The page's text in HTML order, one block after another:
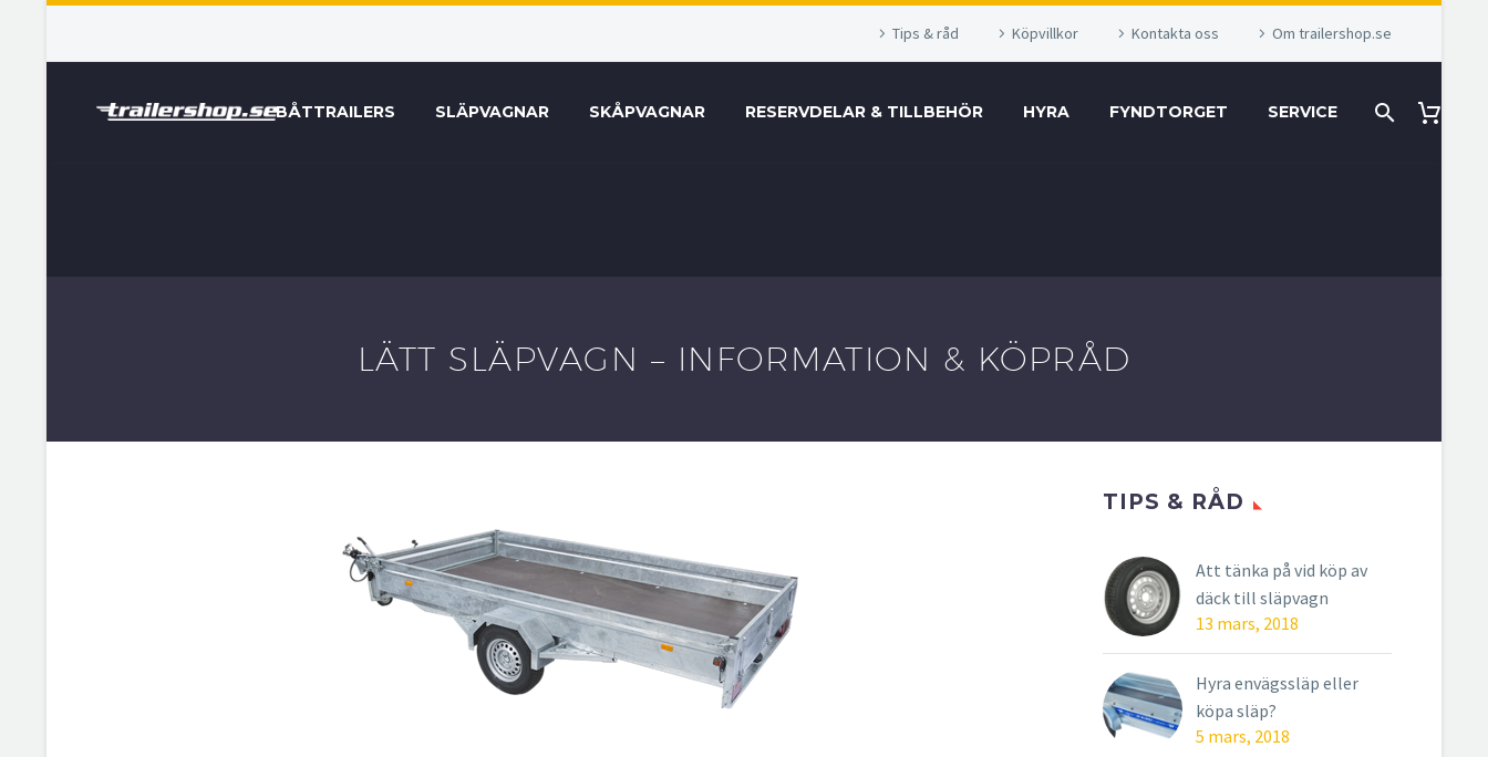
Tips & råd Köpvillkor Kontakta oss Om trailershop.se
BÅTTRAILERS SLÄPVAGNAR SKÅPVAGNAR RESERVDELAR & TILLBEHÖR HYRA FYNDTORGET SERVICE
LÄTT SLÄPVAGN – INFORMATION & KÖPRÅD
TIPS & RÅD
Att tänka på vid köp av
däck till släpvagn
13 mars, 2018
Hyra envägssläp eller
köpa släp?
5 mars, 2018